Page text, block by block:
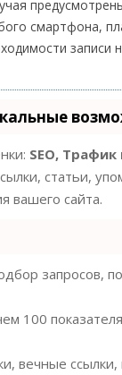
смартфона,
SEO, Трафик
статьи,
вашего сайта.
запросов,
100
вечные